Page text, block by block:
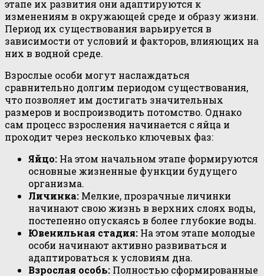
этапе их развития они адаптируются к
изменениям в окружающей среде и образу жизни.
Период их существования варьируется в
зависимости от условий и факторов, влияющих на
них в водной среде.
Взрослые особи могут наслаждаться
сравнительно долгим периодом существования,
что позволяет им достигать значительных
размеров и воспроизводить потомство. Однако
сам процесс взросления начинается с яйца и
проходит через несколько ключевых фаз:
Яйцо: На этом начальном этапе формируются
основные жизненные функции будущего
организма.
Личинка: Мелкие, прозрачные личинки
начинают свою жизнь в верхних слоях воды,
постепенно опускаясь в более глубокие воды.
Ювенильная стадия: На этом этапе молодые
особи начинают активно развиваться и
адаптироваться к условиям дна.
Взрослая особь: Полностью сформированные